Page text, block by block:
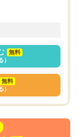
無料
）
無料
）